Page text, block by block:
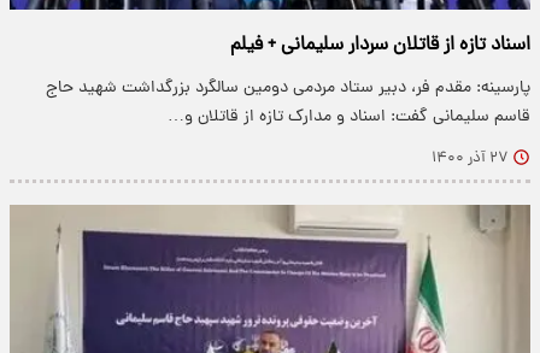
اسناد تازه از قاتلان سردار سلیمانی + فیلم
پارسینه: مقدم فر، دبیر ستاد مردمی دومین سالگرد بزرگداشت شهید حاج
قاسم سلیمانی گفت: اسناد و مدارک تازه از قاتلان و…
۲۷ آذر ۱۴۰۰